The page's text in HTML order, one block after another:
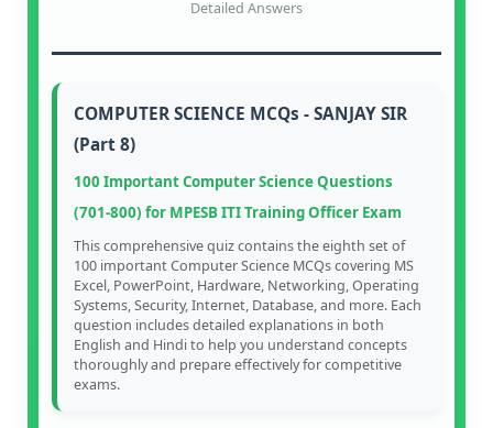
Detailed Answers
COMPUTER SCIENCE MCQs - SANJAY SIR
(Part 8)
100 Important Computer Science Questions
(701-800) for MPESB ITI Training Officer Exam
This comprehensive quiz contains the eighth set of
100 important Computer Science MCQs covering MS
Excel, PowerPoint, Hardware, Networking, Operating
Systems, Security, Internet, Database, and more. Each
question includes detailed explanations in both
English and Hindi to help you understand concepts
thoroughly and prepare effectively for competitive
exams.